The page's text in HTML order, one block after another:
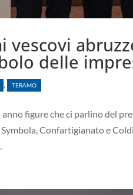
vescovi
delle
, TERAMO
figure che ci parlino del
Confartigianato e